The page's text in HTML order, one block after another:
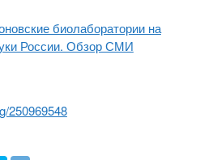
биолаборатории на
России. Обзор СМИ
250969548